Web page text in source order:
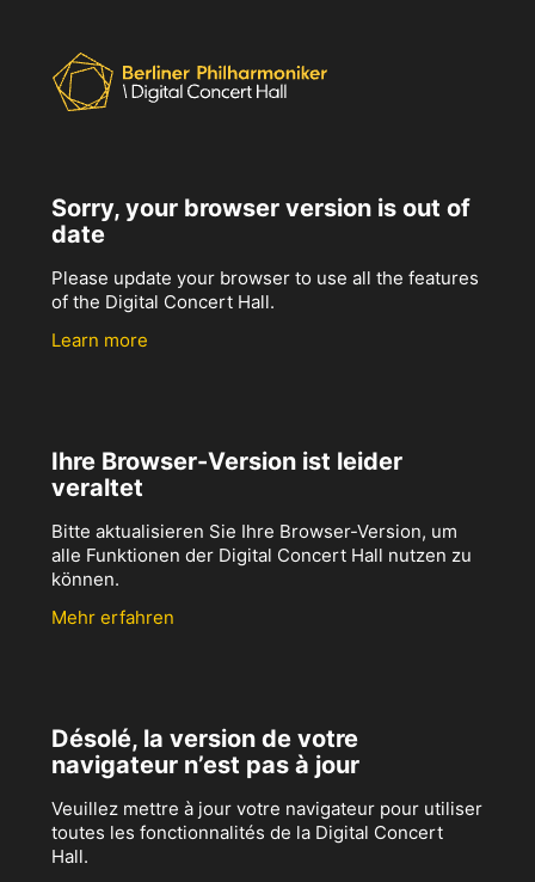
Sorry, your browser version is out of
date
Please update your browser to use all the features
of the Digital Concert Hall.
Learn more
Ihre Browser-Version ist leider
veraltet
Bitte aktualisieren Sie Ihre Browser-Version, um
alle Funktionen der Digital Concert Hall nutzen zu
können.
Mehr erfahren
Désolé, la version de votre
navigateur n’est pas à jour
Veuillez mettre à jour votre navigateur pour utiliser
toutes les fonctionnalités de la Digital Concert
Hall.